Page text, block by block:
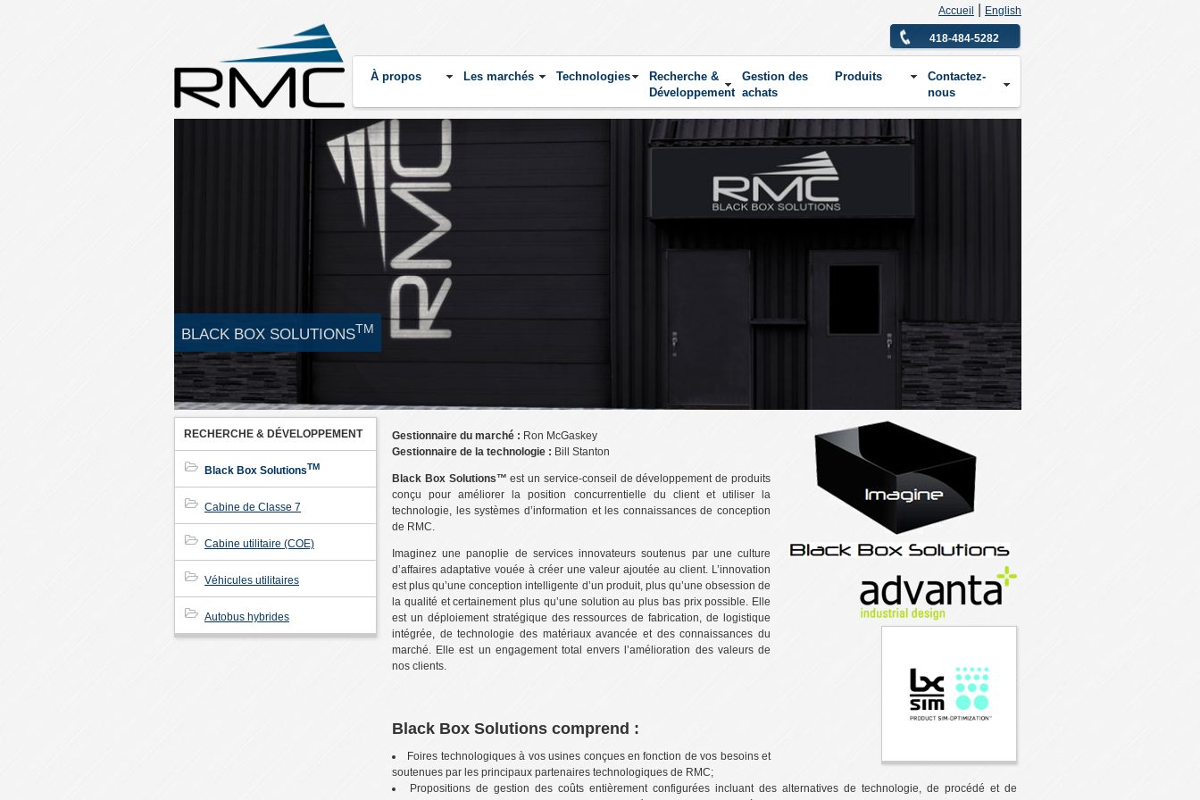
Accueil English
418-484-5282
À propos Les marchés Technologies
Recherche &
Développement
Gestion des
achats
Produits
Contactez-
nous
BLACK BOX SOLUTIONSTM
Gestionnaire du marché : Ron McGaskey
Gestionnaire de la technologie : Bill Stanton
Black Box Solutions™ est un service-conseil de développement de produits
conçu pour améliorer la position concurrentielle du client et utiliser la
technologie, les systèmes d’information et les connaissances de conception
de RMC.
Imaginez une panoplie de services innovateurs soutenus par une culture
d’affaires adaptative vouée à créer une valeur ajoutée au client. L’innovation
est plus qu’une conception intelligente d’un produit, plus qu’une obsession de
la qualité et certainement plus qu’une solution au plus bas prix possible. Elle
est un déploiement stratégique des ressources de fabrication, de logistique
intégrée, de technologie des matériaux avancée et des connaissances du
marché. Elle est un engagement total envers l’amélioration des valeurs de
nos clients.
Black Box Solutions comprend :
Foires technologiques à vos usines conçues en fonction de vos besoins et
soutenues par les principaux partenaires technologiques de RMC;
Propositions de gestion des coûts entièrement configurées incluant des alternatives de technologie, de procédé et de
RECHERCHE & DÉVELOPPEMENT
Black Box SolutionsTM
Cabine de Classe 7
Cabine utilitaire (COE)
Véhicules utilitaires
Autobus hybrides